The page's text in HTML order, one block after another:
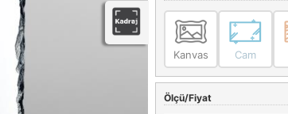
Kanvas Cam
Ölçü/Fiyat